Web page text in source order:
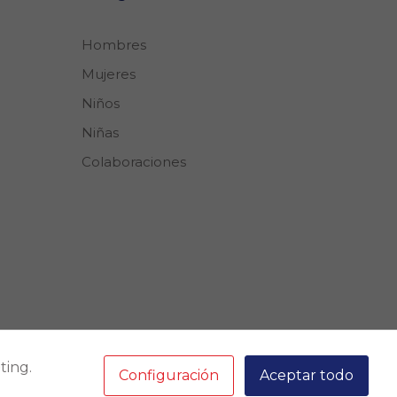
Hombres
Mujeres
Niños
Niñas
Colaboraciones
Correo
ventas@boston.com.pe
Configuración Aceptar todo